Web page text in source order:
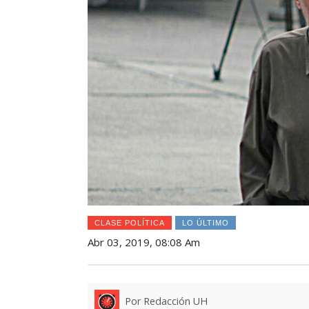
CLASE POLÍTICA LO ÚLTIMO
Abr 03, 2019, 08:08 Am
Por Redacción UH